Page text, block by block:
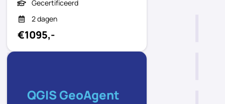
Gecertificeerd
2 dagen
€1095,-
QGIS GeoAgent